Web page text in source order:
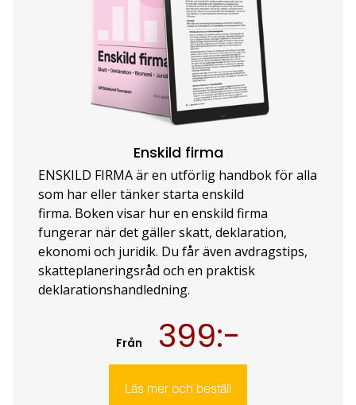
Enskild firma
ENSKILD FIRMA är en utförlig handbok för alla
som har eller tänker starta enskild
firma. Boken visar hur en enskild firma
fungerar när det gäller skatt, deklaration,
ekonomi och juridik. Du får även avdragstips,
skatteplaneringsråd och en praktisk
deklarationshandledning.
Från 399:-
Läs mer och beställ